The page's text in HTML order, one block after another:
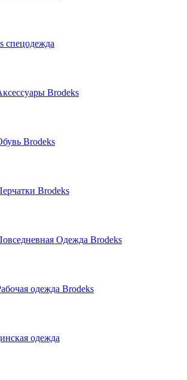
спецодежда
Brodeks
Brodeks
Brodeks
Одежда Brodeks
одежда Brodeks
одежда